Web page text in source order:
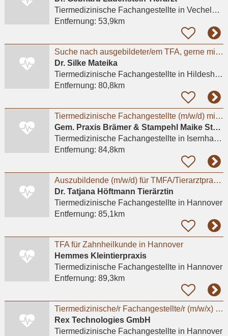
Tiermedizinische Fachangestelltein Vechelde, Bodenstedt
Entfernung: 53,9km
Suche nach ausgebildeter/em TFA, gerne mit ZusatzqualifikationTierphysiotherapie
Dr. Silke Mateika
Tiermedizinische Fachangestelltein Hildesheim
Entfernung: 80,8km
Tiermedizinische Fachangestellte (m/w/d) mit Leidenschaft für Kleintiere gesucht
Gem. Praxis Brämer & Stampehl Maike Stampehl Tierarztpraxis
Tiermedizinische Fachangestelltein Isernhagen, Farster Bauerschaft
Entfernung: 84,8km
Auszubildende (m/w/d) für TMFA/Tierarztpraxis in Hannover gesucht
Dr. Tatjana Höftmann Tierärztin
Tiermedizinische Fachangestelltein Hannover
Entfernung: 85,1km
TFA für Zahnheilkunde in Hannover
Hemmes Kleintierpraxis
Tiermedizinische Fachangestelltein Hannover
Entfernung: 89,3km
Tiermedizinische/r Fachangestellte/r (m/w/x) - Standort Hannover
Rex Technologies GmbH
Tiermedizinische Fachangestelltein Hannover